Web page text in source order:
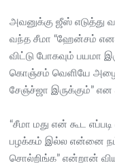
அவனுக்கு ஜீஸ் எடுத்து
வந்த சீமா “ஹேன்சம்
விட்டு போகவும்
கொஞ்சம் வெளியே
சேஞ்ச்ஜா இருக்கும்” என
“சீமா மது என் கூட
பழக்கம் இல்ல என்னை
சொல்றிங்க” என்றான்